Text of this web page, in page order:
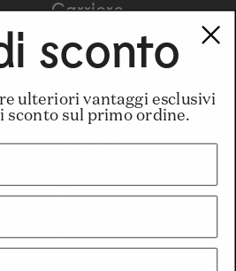
Carriere
Account
Account
amico
soci
sconto
ulteriori vantaggi esclusivi
sconto sul primo ordine.